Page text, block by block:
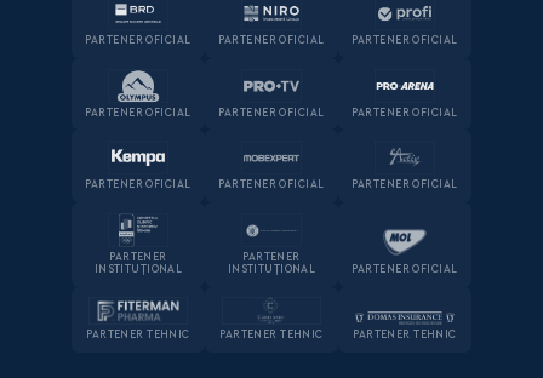
PARTENER OFICIAL PARTENER OFICIAL PARTENER OFICIAL
PARTENER OFICIAL PARTENER OFICIAL PARTENER OFICIAL
PARTENER OFICIAL PARTENER OFICIAL PARTENER OFICIAL
PARTENER
INSTITUȚIONAL
PARTENER
INSTITUȚIONAL
PARTENER OFICIAL
PARTENER TEHNIC PARTENER TEHNIC PARTENER TEHNIC